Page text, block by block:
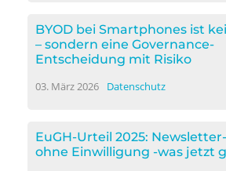
BYOD bei Smartphones ist
– sondern eine Governance-
Entscheidung mit Risiko
03. März 2026 Datenschutz
EuGH-Urteil 2025:
ohne Einwilligung -was jetzt